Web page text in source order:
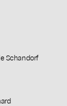
Schandorf